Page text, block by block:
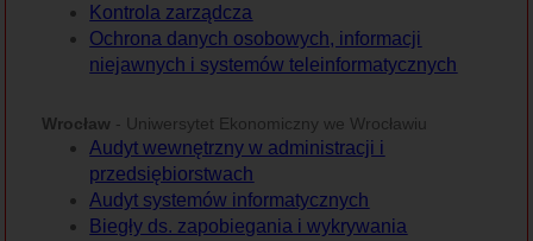
Kontrola zarządcza
Ochrona danych osobowych, informacji
niejawnych i systemów teleinformatycznych
Wrocław - Uniwersytet Ekonomiczny we Wrocławiu
Audyt wewnętrzny w administracji i
przedsiębiorstwach
Audyt systemów informatycznych
Biegły ds. zapobiegania i wykrywania